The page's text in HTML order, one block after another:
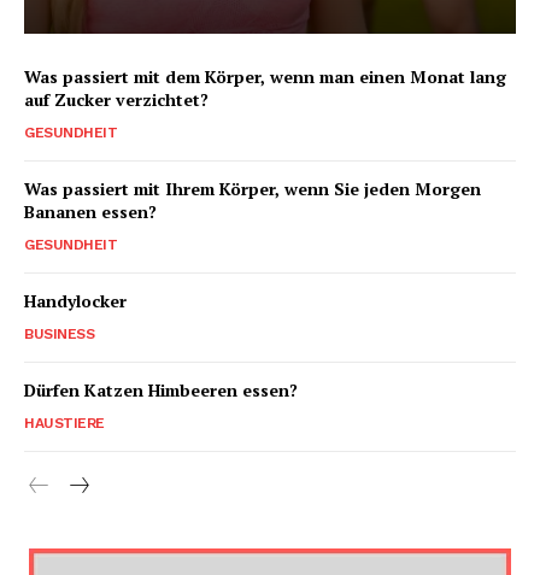
Was passiert mit dem Körper, wenn man einen Monat lang
auf Zucker verzichtet?
GESUNDHEIT
Was passiert mit Ihrem Körper, wenn Sie jeden Morgen
Bananen essen?
GESUNDHEIT
Handylocker
BUSINESS
Dürfen Katzen Himbeeren essen?
HAUSTIERE